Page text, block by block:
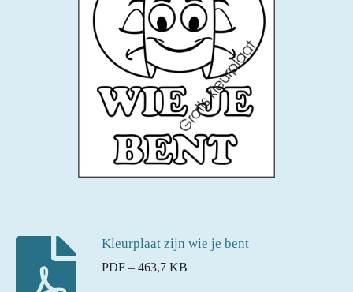
Kleurplaat zijn wie je bent
PDF – 463,7 KB